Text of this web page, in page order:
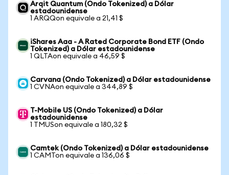
Arqit Quantum (Ondo Tokenized) a Dólar
estadounidense
1 ARQQon equivale a 21,41 $
iShares Aaa - A Rated Corporate Bond ETF (Ondo
Tokenized) a Dólar estadounidense
1 QLTAon equivale a 46,59 $
Carvana (Ondo Tokenized) a Dólar estadounidense
1 CVNAon equivale a 344,89 $
T-Mobile US (Ondo Tokenized) a Dólar
estadounidense
1 TMUSon equivale a 180,32 $
Camtek (Ondo Tokenized) a Dólar estadounidense
1 CAMTon equivale a 136,06 $